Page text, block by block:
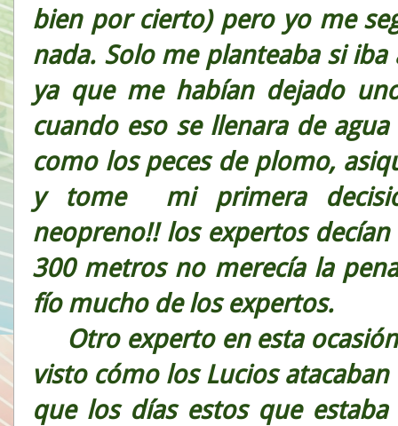
bien por cierto) pero yo me
nada. Solo me planteaba si
ya que me habían dejado
cuando eso se llenara de
como los peces de plomo,
y tome mi primera
neopreno!! los expertos
300 metros no merecía la
fío mucho de los expertos.
Otro experto en esta
visto cómo los Lucios
que los días estos que